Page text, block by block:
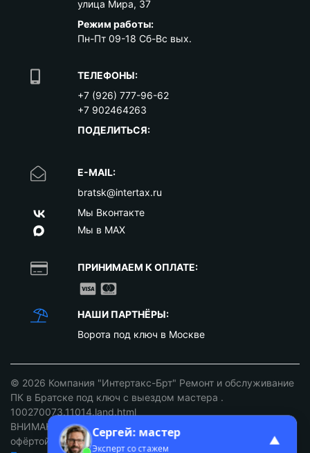
улица Мира, 37
Режим работы:
Пн-Пт 09-18 Сб-Вс вых.
ТЕЛЕФОНЫ:
+7 (926) 777-96-62
+7 902464263
ПОДЕЛИТЬСЯ:
E-MAIL:
bratsk@intertax.ru
Мы Вконтакте
Мы в MAX
ПРИНИМАЕМ К ОПЛАТЕ:
НАШИ ПАРТНЁРЫ:
Ворота под ключ в Москве
© 2026 Компания "Интертакс-Брт" Ремонт и обслуживание
ПК в Братске под ключ с выездом мастера .
100270073.11014.land.html
ВНИМАНИЕ: ст. 437 ГК РФ. Цены не являются публичной
офёртой уточняйте у наших менеджеров!
Сергей: мастер
Эксперт со стажем ▲